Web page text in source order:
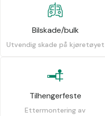
Bilskade/bulk
Utvendig skade på kjøretøyet
Tilhengerfeste
Ettermontering av